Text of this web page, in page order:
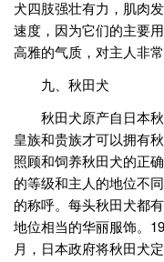
犬四肢强壮有力，肌肉
速度，因为它们的主要
高雅的气质，对主人非常
九、秋田犬
秋田犬原产自日本秋
皇族和贵族才可以拥有
照顾和饲养秋田犬的正
的等级和主人的地位不
的称呼。每头秋田犬都
地位相当的华丽服饰。
月，日本政府将秋田犬